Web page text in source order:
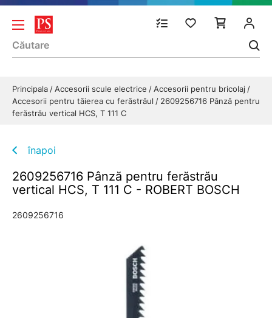
Principala Accesorii scule electrice
Accesorii pentru bricolaj
Accesorii pentru tăierea cu ferăstrăul
2609256716 Pânză pentru
ferăstrău vertical HCS, T 111 C
înapoi
2609256716 Pânză pentru ferăstrău
vertical HCS, T 111 C - ROBERT BOSCH
2609256716